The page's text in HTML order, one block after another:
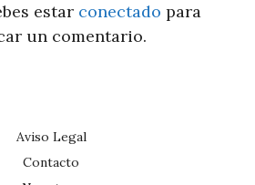
estar conectado para
un comentario.
Aviso Legal
Contacto